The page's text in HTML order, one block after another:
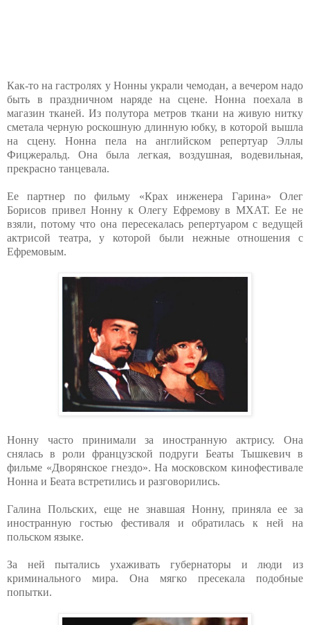
Как-то на гастролях у Нонны украли чемодан, а вечером надо
быть в праздничном наряде на сцене. Нонна поехала в
магазин тканей. Из полутора метров ткани на живую нитку
сметала черную роскошную длинную юбку, в которой вышла
на сцену. Нонна пела на английском репертуар Эллы
Фицжеральд. Она была легкая, воздушная, водевильная,
прекрасно танцевала.
Ее партнер по фильму «Крах инженера Гарина» Олег
Борисов привел Нонну к Олегу Ефремову в МХАТ. Ее не
взяли, потому что она пересекалась репертуаром с ведущей
актрисой театра, у которой были нежные отношения с
Ефремовым.
Нонну часто принимали за иностранную актрису. Она
снялась в роли французской подруги Беаты Тышкевич в
фильме «Дворянское гнездо». На московском кинофестивале
Нонна и Беата встретились и разговорились.
Галина Польских, еще не знавшая Нонну, приняла ее за
иностранную гостью фестиваля и обратилась к ней на
польском языке.
За ней пытались ухаживать губернаторы и люди из
криминального мира. Она мягко пресекала подобные
попытки.